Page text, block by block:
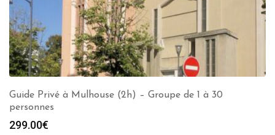
Guide Privé à Mulhouse (2h) – Groupe de 1 à 30
personnes
299.00€